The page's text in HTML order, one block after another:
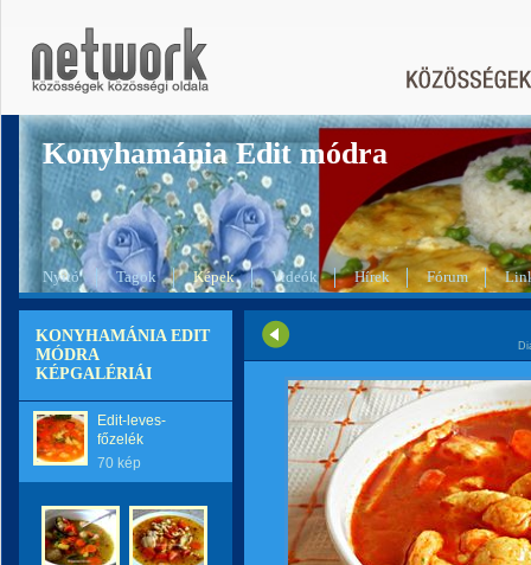
Konyhamánia Edit módra
Nyitó Tagok Képek Videók Hírek Fórum
KONYHAMÁNIA EDIT
MÓDRA
KÉPGALÉRIÁI
Edit-leves-
főzelék
70 kép